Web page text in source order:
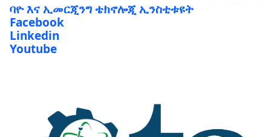
ባዮ እና ኢመርጂንግ ቴክኖሎጂ ኢንስቲቱዩት
Facebook
Linkedin
Youtube